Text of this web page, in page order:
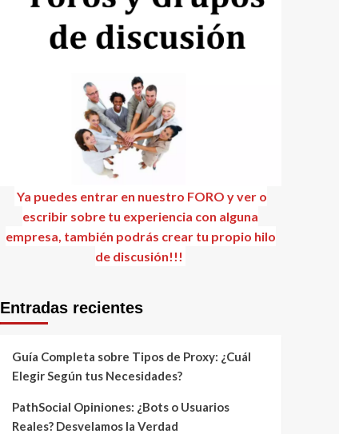
Ya puedes entrar en nuestro FORO y ver o
escribir sobre tu experiencia con alguna
empresa, también podrás crear tu propio hilo
de discusión!!!
Entradas recientes
Guía Completa sobre Tipos de Proxy: ¿Cuál
Elegir Según tus Necesidades?
PathSocial Opiniones: ¿Bots o Usuarios
Reales? Desvelamos la Verdad